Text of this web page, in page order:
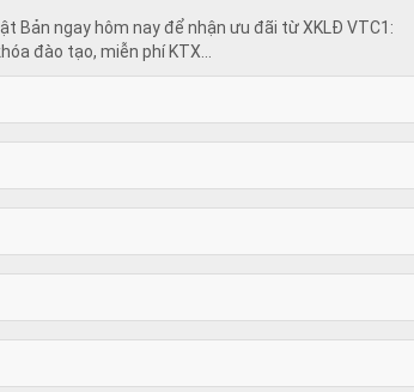
Bản ngay hôm nay để nhận ưu đãi từ XKLĐ VTC1:
đào tạo, miễn phí KTX...